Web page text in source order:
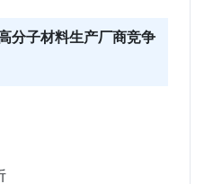
分子材料生产厂商竞争